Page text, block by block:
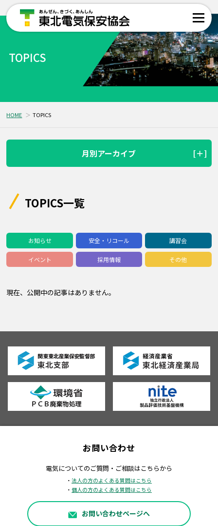
TOPICS
HOME TOPICS
月別アーカイブ
TOPICS一覧
お知らせ 安全・リコール 講習会
イベント 採用情報 その他
現在、公開中の記事はありません。
お問い合わせ
電気についてのご質問・ご相談はこちらから
・ 法人の方のよくある質問はこちら
・ 個人の方のよくある質問はこちら
お問い合わせページへ